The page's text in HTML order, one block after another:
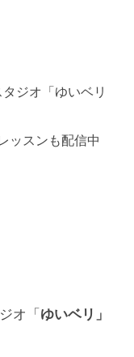
ジオ「ゆいベリ
ッスンも配信中
オ「 ゆいベリ」